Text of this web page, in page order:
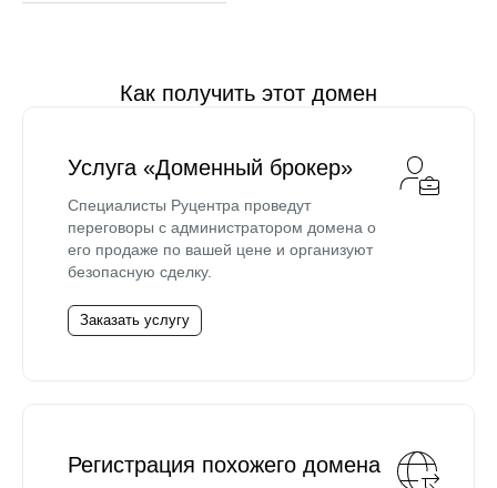
Как получить этот домен
Услуга «Доменный брокер»
Специалисты Руцентра проведут
переговоры с администратором домена о
его продаже по вашей цене и организуют
безопасную сделку.
Заказать услугу
Регистрация похожего домена